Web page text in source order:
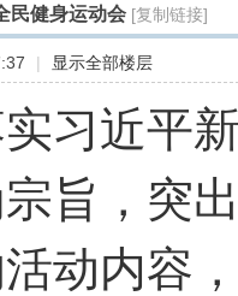
民健身运动会 [复制链接]
| 显示全部楼层
习近平
旨，突
动内容